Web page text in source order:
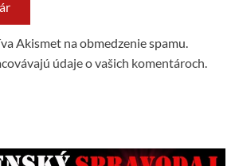
Akismet na obmedzenie spamu.
údaje o vašich komentároch.